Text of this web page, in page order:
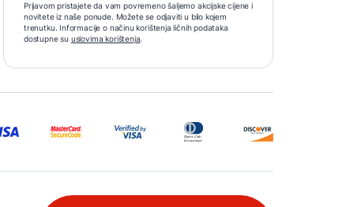
Prijavom pristajete da vam povremeno šaljemo akcijske cijene i
novitete iz naše ponude. Možete se odjaviti u bilo kojem
trenutku. Informacije o načinu korištenja ličnih podataka
dostupne su uslovima korištenja.